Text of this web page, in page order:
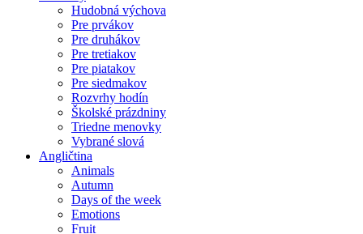
Hudobná výchova
Pre prvákov
Pre druhákov
Pre tretiakov
Pre piatakov
Pre siedmakov
Rozvrhy hodín
Školské prázdniny
Triedne menovky
Vybrané slová
Angličtina
Animals
Autumn
Days of the week
Emotions
Fruit